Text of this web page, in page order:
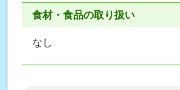
食材・食品の取り扱い
なし